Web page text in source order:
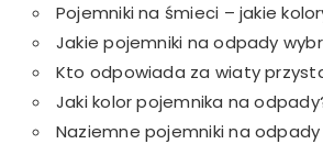
Pojemniki na śmieci – jakie
Jakie pojemniki na odpady
Kto odpowiada za wiaty
Jaki kolor pojemnika na
Naziemne pojemniki na